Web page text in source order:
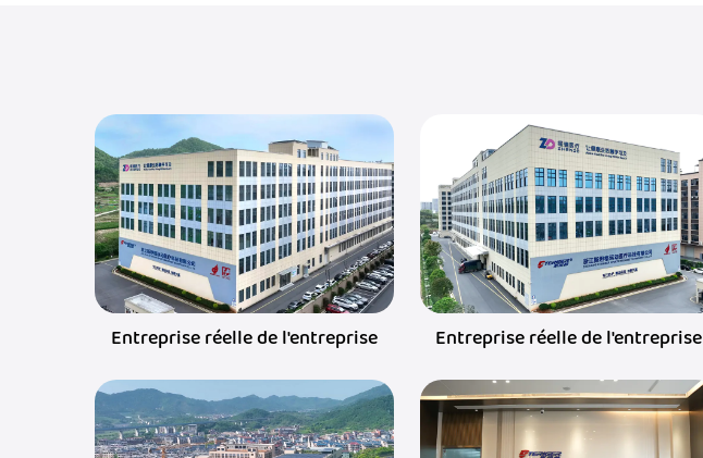
Entreprise réelle de l'entreprise Entreprise réelle de l'entreprise